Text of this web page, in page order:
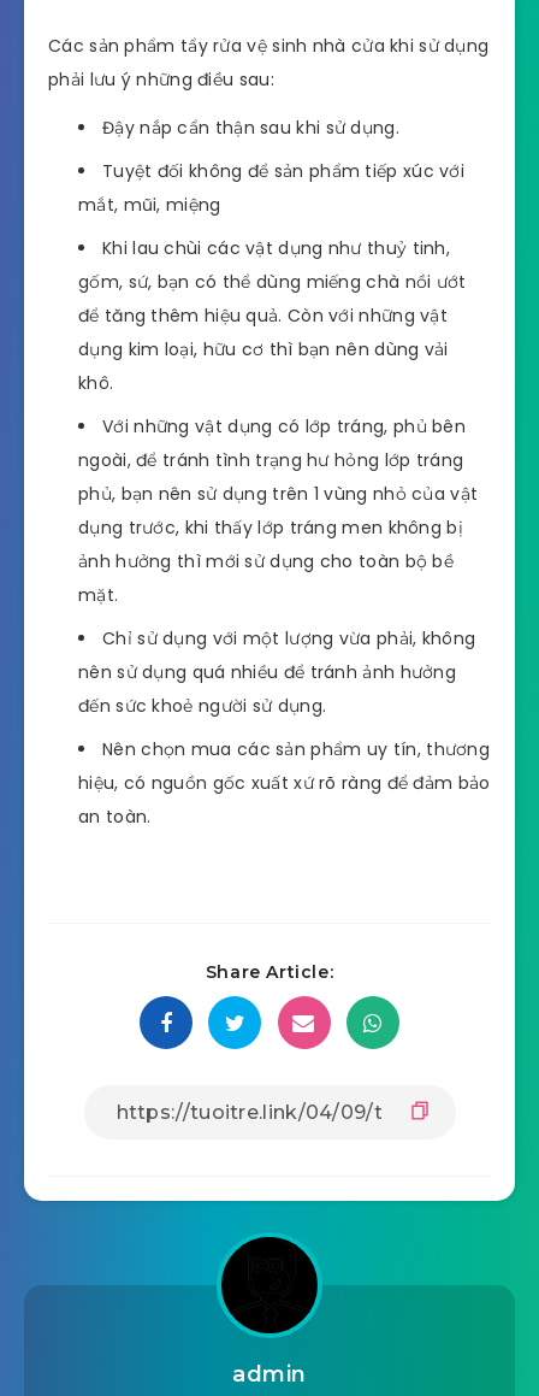
Các sản phẩm tẩy rửa vệ sinh nhà cửa khi sử dụng
phải lưu ý những điều sau:
Đậy nắp cẩn thận sau khi sử dụng.
Tuyệt đối không để sản phẩm tiếp xúc với
mắt, mũi, miệng
Khi lau chùi các vật dụng như thuỷ tinh,
gốm, sứ, bạn có thể dùng miếng chà nồi ướt
để tăng thêm hiệu quả. Còn với những vật
dụng kim loại, hữu cơ thì bạn nên dùng vải
khô.
Với những vật dụng có lớp tráng, phủ bên
ngoài, để tránh tình trạng hư hỏng lớp tráng
phủ, bạn nên sử dụng trên 1 vùng nhỏ của vật
dụng trước, khi thấy lớp tráng men không bị
ảnh hưởng thì mới sử dụng cho toàn bộ bề
mặt.
Chỉ sử dụng với một lượng vừa phải, không
nên sử dụng quá nhiều để tránh ảnh hưởng
đến sức khoẻ người sử dụng.
Nên chọn mua các sản phẩm uy tín, thương
hiệu, có nguồn gốc xuất xứ rõ ràng để đảm bảo
an toàn.
Share Article:
admin